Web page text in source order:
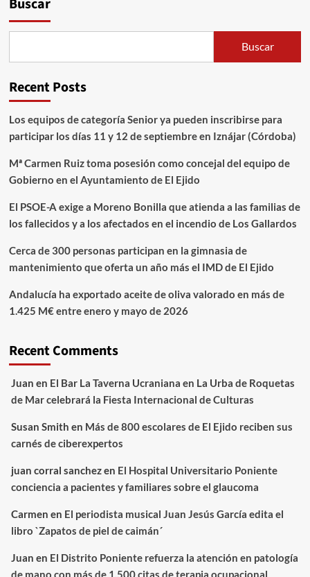
Buscar
Recent Posts
Los equipos de categoría Senior ya pueden inscribirse para
participar los días 11 y 12 de septiembre en Iznájar (Córdoba)
Mª Carmen Ruiz toma posesión como concejal del equipo de
Gobierno en el Ayuntamiento de El Ejido
El PSOE-A exige a Moreno Bonilla que atienda a las familias de
los fallecidos y a los afectados en el incendio de Los Gallardos
Cerca de 300 personas participan en la gimnasia de
mantenimiento que oferta un año más el IMD de El Ejido
Andalucía ha exportado aceite de oliva valorado en más de
1.425 M€ entre enero y mayo de 2026
Recent Comments
Juan en El Bar La Taverna Ucraniana en La Urba de Roquetas
de Mar celebrará la Fiesta Internacional de Culturas
Susan Smith en Más de 800 escolares de El Ejido reciben sus
carnés de ciberexpertos
juan corral sanchezen El Hospital Universitario Poniente
conciencia a pacientes y familiares sobre el glaucoma
Carmen en El periodista musical Juan Jesús García edita el
libro `Zapatos de piel de caimán´
Juan en El Distrito Poniente refuerza la atención en patología
de mano con más de 1.500 citas de terapia ocupacional